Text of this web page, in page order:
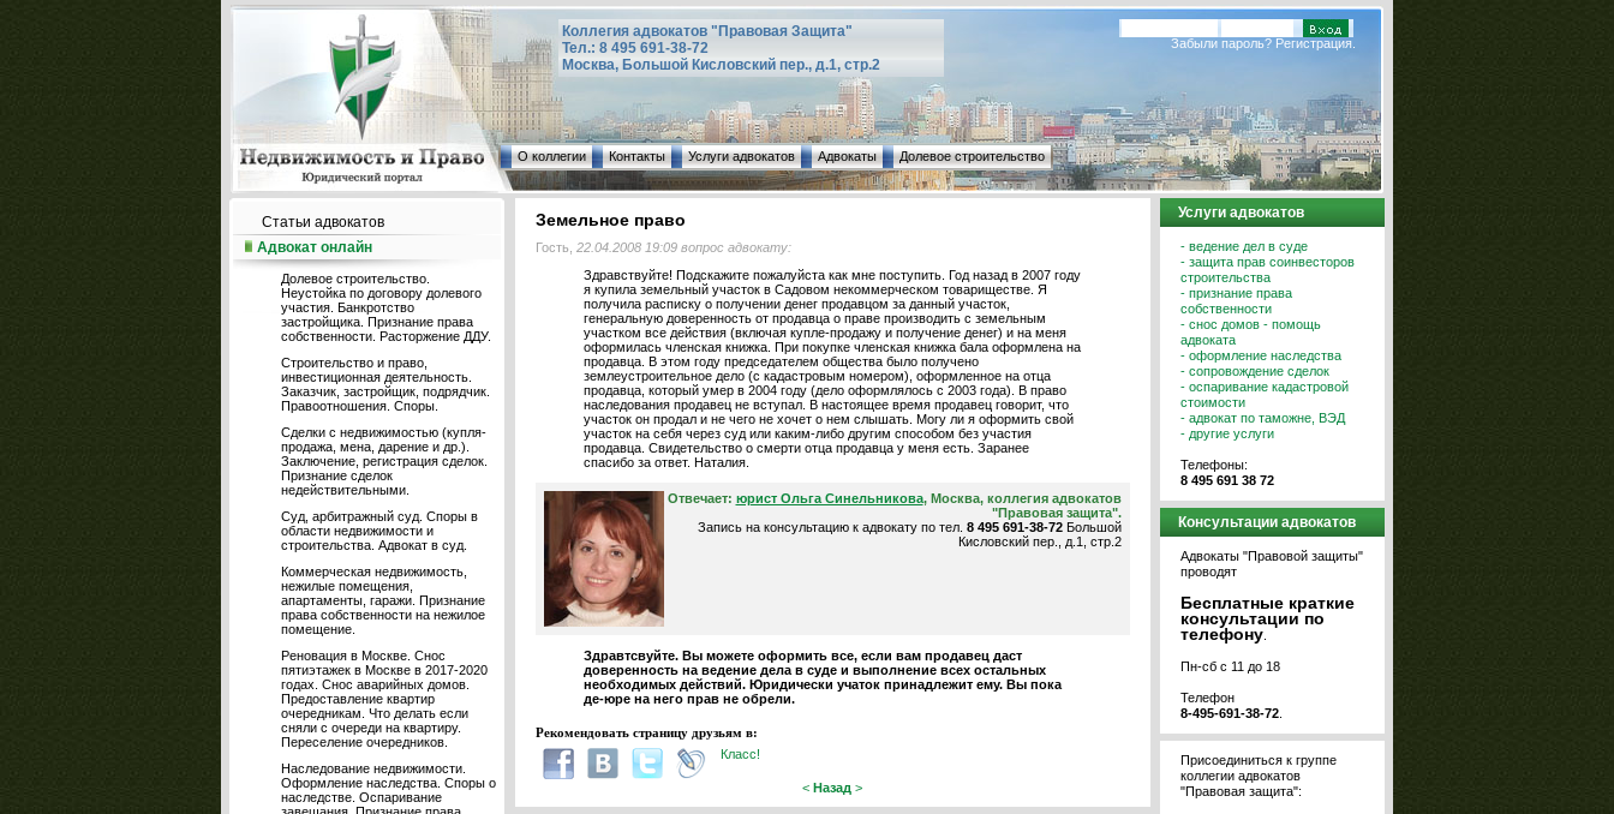
Коллегия адвокатов "Правовая Защита"
Тел.: 8 495 691-38-72
Москва, Большой Кисловский пер., д.1, стр.2
Забыли пароль? Регистрация.
О коллегии Контакты Услуги адвокатов Адвокаты Долевое строительство
Статьи адвокатов
Адвокат онлайн
Долевое строительство.
Неустойка по договору долевого
участия. Банкротство
застройщика. Признание права
собственности. Расторжение ДДУ.
Строительство и право,
инвестиционная деятельность.
Заказчик, застройщик, подрядчик.
Правоотношения. Споры.
Сделки с недвижимостью (купля-
продажа, мена, дарение и др.).
Заключение, регистрация сделок.
Признание сделок
недействительными.
Суд, арбитражный суд. Споры в
области недвижимости и
строительства. Адвокат в суд.
Коммерческая недвижимость,
нежилые помещения,
апартаменты, гаражи. Признание
права собственности на нежилое
помещение.
Реновация в Москве. Снос
пятиэтажек в Москве в 2017-2020
годах. Снос аварийных домов.
Предоставление квартир
очередникам. Что делать если
сняли с очереди на квартиру.
Переселение очередников.
Наследование недвижимости.
Оформление наследства. Споры о
наследстве. Оспаривание
Земельное право
Гость, 22.04.2008 19:09 вопрос адвокату:
Здравствуйте! Подскажите пожалуйста как мне поступить. Год назад в 2007 году
я купила земельный участок в Садовом некоммерческом товариществе. Я
получила расписку о получении денег продавцом за данный участок,
генеральную доверенность от продавца о праве производить с земельным
участком все действия (включая купле-продажу и получение денег) и на меня
оформилась членская книжка. При покупке членская книжка бала оформлена на
продавца. В этом году председателем общества было получено
землеустроительное дело (с кадастровым номером), оформленное на отца
продавца, который умер в 2004 году (дело оформлялось с 2003 года). В право
наследования продавец не вступал. В настоящее время продавец говорит, что
участок он продал и не чего не хочет о нем слышать. Могу ли я оформить свой
участок на себя через суд или каким-либо другим способом без участия
продавца. Свидетельство о смерти отца продавца у меня есть. Заранее
спасибо за ответ. Наталия.
Отвечает: юрист Ольга Синельникова, Москва, коллегия адвокатов
"Правовая защита".
Запись на консультацию к адвокату по тел. 8 495 691-38-72Большой
Кисловский пер., д.1, стр.2
Здравтсвуйте. Вы можете оформить все, если вам продавец даст
доверенность на ведение дела в суде и выполнение всех остальных
необходимых действий. Юридически учаток принадлежит ему. Вы пока
де-юре на него прав не обрели.
Рекомендовать страницу друзьям в:
Класс!
< Назад >
Услуги адвокатов
- ведение дел в суде
- защита прав соинвесторов
строительства
- признание права
собственности
- снос домов - помощь
адвоката
- оформление наследства
- сопровождение сделок
- оспаривание кадастровой
стоимости
- адвокат по таможне, ВЭД
- другие услуги
Телефоны:
8 495 691 38 72
Консультации адвокатов
Адвокаты "Правовой защиты"
проводят
Бесплатные краткие
консультации по
телефону
Пн-сб с 11 до 18
Телефон
8-495-691-38-72
Присоединиться к группе
коллегии адвокатов
"Правовая защита":